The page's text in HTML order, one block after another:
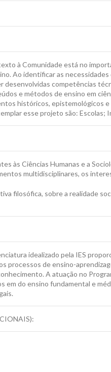
à Comunidade está no
Ao identificar as
desenvolvidas competências
e métodos de ensino em
históricos, epistemológicos
esse projeto são:
às Ciências Humanas e a
multidisciplinares, os
filosófica, sobre a realidade
idealizado pela IES
processos de ensino-
A atuação no
em do ensino fundamental e